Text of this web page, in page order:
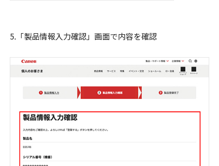
5.「製品情報入力確認」画面で内容を確認